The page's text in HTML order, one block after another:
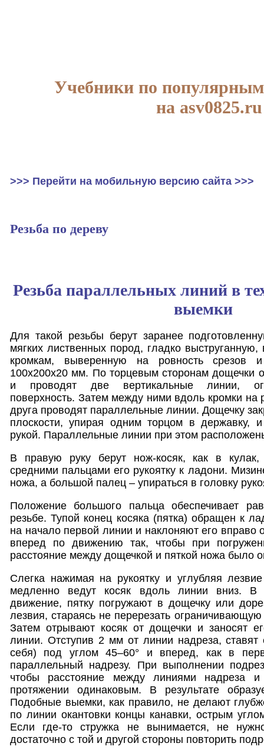
Учебники по
на asv0825.ru
>>> Перейти на мобильную версию сайта >>>
Резьба по дереву
Резьба параллельных линий в
выемки
Для такой резьбы берут заранее
мягких лиственных пород, гладко
кромкам, выверенную на ровность срезов и
100х200х20 мм. По торцевым сторонам дощечки
и проводят две вертикальные линии,
поверхность. Затем между ними вдоль кромки на
друга проводят параллельные линии. Дощечку
плоскости, упирая одним торцом в державку,
рукой. Параллельные линии при этом
В правую руку берут нож-косяк, как в
средними пальцами его рукоятку к ладони.
ножа, а большой палец – упираться в головку
Положение большого пальца обеспечивает
резьбе. Тупой конец косяка (пятка) обращен к
на начало первой линии и наклоняют его вправо
вперед по движению так, чтобы при
расстояние между дощечкой и пяткой ножа было
Слегка нажимая на рукоятку и углубляя
медленно ведут косяк вдоль линии вниз. В
движение, пятку погружают в дощечку или
лезвия, стараясь не перерезать
Затем отрывают косяк от дощечки и заносят
линии. Отступив 2 мм от линии надреза,
себя) под углом 45–60° и вперед, как в
параллельный надрезу. При выполнении
чтобы расстояние между линиями надреза
протяжении одинаковым. В результате
Подобные выемки, как правило, не делают
по линии окантовки концы канавки, острым
Если где-то стружка не вынимается, не
достаточно с той и другой стороны повторить